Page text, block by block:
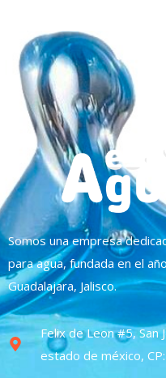
Somos una empresa
para agua, fundada en el
Guadalajara, Jalisco.
Felix de Leon #5, San
estado de méxico,